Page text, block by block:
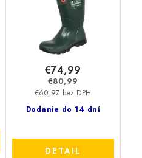
Dodanie do 14 dní
€60,97 bez DPH
€74,99
€80,99
DETAIL